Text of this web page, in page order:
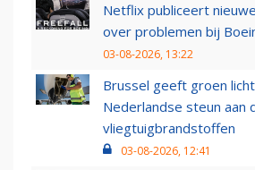
Netflix publiceert
over problemen bij
03-08-2026, 13:22
Brussel geeft groen
Nederlandse steun aan
vliegtuigbrandstoffen
03-08-2026, 12:41